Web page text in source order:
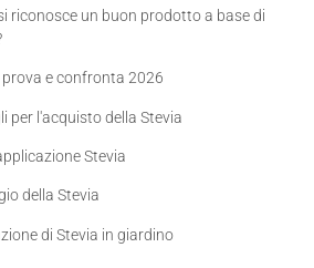
riconosce un buon prodotto a base di
prova e confronta 2026
per l'acquisto della Stevia
Stevia
della Stevia
di Stevia in giardino